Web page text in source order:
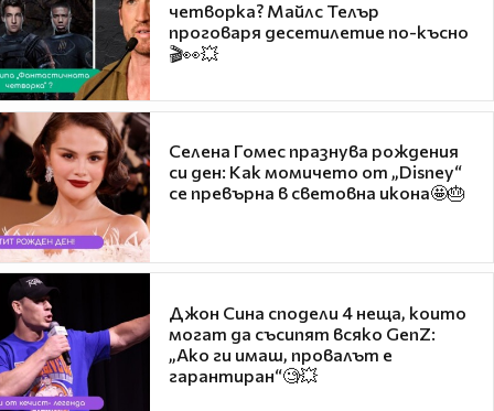
четворка? Майлс Телър
проговаря десетилетие по-късно
🎬👀💥
Селена Гомес празнува рождения
си ден: Как момичето от „Disney“
се превърна в световна икона🤩🎂
Джон Сина сподели 4 неща, които
могат да съсипят всяко GenZ:
„Ако ги имаш, провалът е
гарантиран“🧐💥